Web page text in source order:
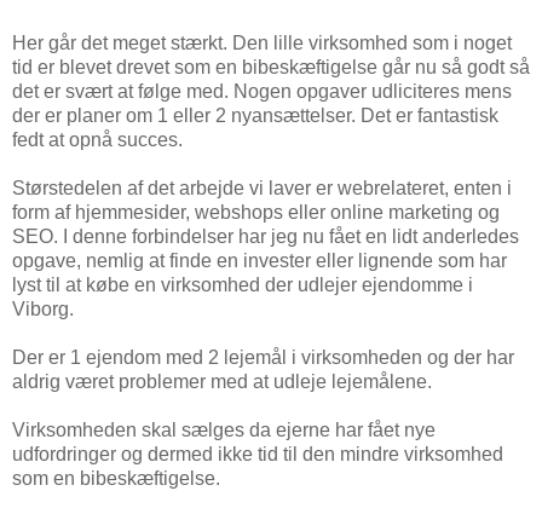
Her går det meget stærkt. Den lille virksomhed som i noget
tid er blevet drevet som en bibeskæftigelse går nu så godt så
det er svært at følge med. Nogen opgaver udliciteres mens
der er planer om 1 eller 2 nyansættelser. Det er fantastisk
fedt at opnå succes.
Størstedelen af det arbejde vi laver er webrelateret, enten i
form af hjemmesider, webshops eller online marketing og
SEO. I denne forbindelser har jeg nu fået en lidt anderledes
opgave, nemlig at finde en invester eller lignende som har
lyst til at købe en virksomhed der udlejer ejendomme i
Viborg.
Der er 1 ejendom med 2 lejemål i virksomheden og der har
aldrig været problemer med at udleje lejemålene.
Virksomheden skal sælges da ejerne har fået nye
udfordringer og dermed ikke tid til den mindre virksomhed
som en bibeskæftigelse.